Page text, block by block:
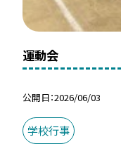
運動会
公開日 2026/06/03
学校行事